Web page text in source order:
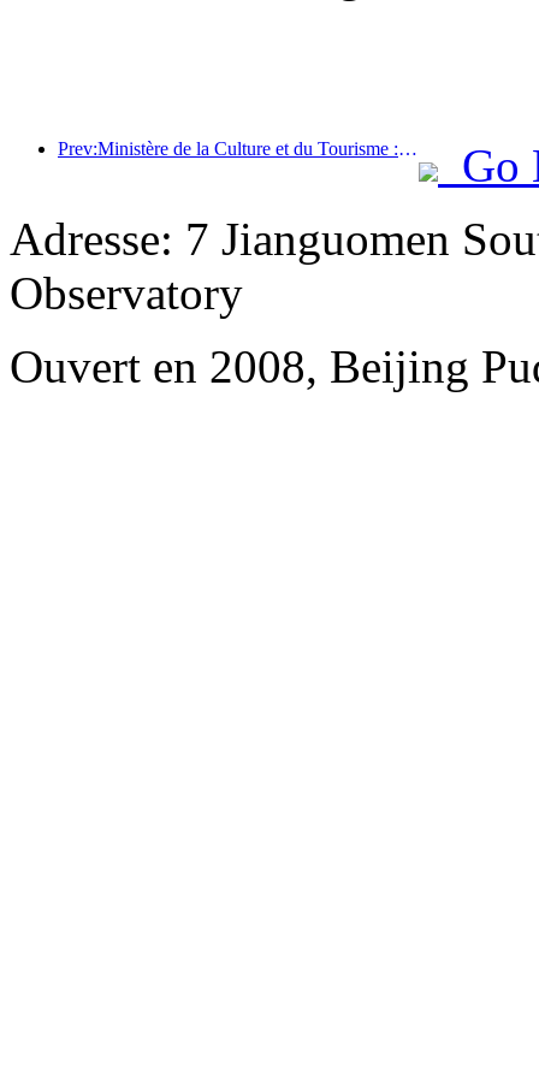
Prev:Ministère de la Culture et du Tourisme : Lancement de 22 activités thématiques réparties dans 7 grandes régions
Go
Adresse: 7 Jianguomen
Observatory
Ouvert en 2008, Beijing